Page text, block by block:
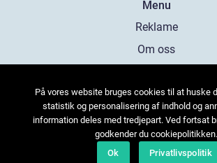
Menu
Reklame
Om oss
Kontakt Oss
Sitemap
På vores website bruges cookies til at huske
statistik og personalisering af indhold og
information deles med tredjepart. Ved fortsat
godkender du cookiepolitikken.
Ok
Privatlivspolitik